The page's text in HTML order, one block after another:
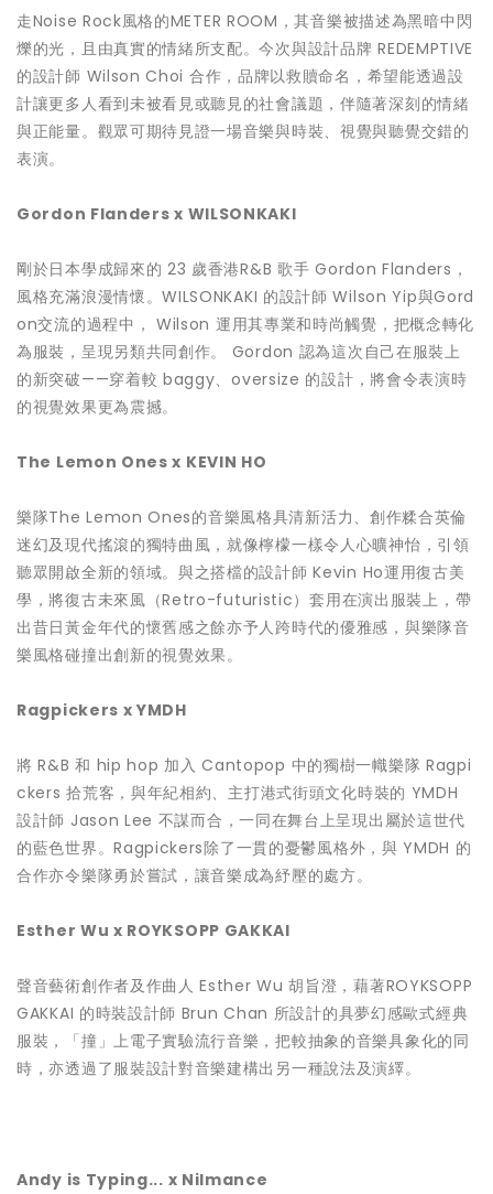
走Noise Rock風格的METER ROOM，其音樂被描述為黑暗中閃
爍的光，且由真實的情緒所支配。今次與設計品牌 REDEMPTIVE
的設計師 Wilson Choi 合作，品牌以救贖命名，希望能透過設
計讓更多人看到未被看見或聽見的社會議題，伴隨著深刻的情緒
與正能量。觀眾可期待見證一場音樂與時裝、視覺與聽覺交錯的
表演。
Gordon Flanders x WILSONKAKI
剛於日本學成歸來的 23 歲香港R&B 歌手 Gordon Flanders，
風格充滿浪漫情懷。WILSONKAKI 的設計師 Wilson Yip與Gord
on交流的過程中， Wilson 運用其專業和時尚觸覺，把概念轉化
為服裝，呈現另類共同創作。 Gordon 認為這次自己在服裝上
的新突破——穿着較 baggy、oversize 的設計，將會令表演時
的視覺效果更為震撼。
The Lemon Ones x KEVIN HO
樂隊The Lemon Ones的音樂風格具清新活力、創作糅合英倫
迷幻及現代搖滾的獨特曲風，就像檸檬一樣令人心曠神怡，引領
聽眾開啟全新的領域。與之搭檔的設計師 Kevin Ho運用復古美
學，將復古未來風（Retro-futuristic）套用在演出服裝上，帶
出昔日黃金年代的懷舊感之餘亦予人跨時代的優雅感，與樂隊音
樂風格碰撞出創新的視覺效果。
Ragpickers x YMDH
將 R&B 和 hip hop 加入 Cantopop 中的獨樹一幟樂隊 Ragpi
ckers 拾荒客，與年紀相約、主打港式街頭文化時裝的 YMDH
設計師 Jason Lee 不謀而合，一同在舞台上呈現出屬於這世代
的藍色世界。Ragpickers除了一貫的憂鬱風格外，與 YMDH 的
合作亦令樂隊勇於嘗試，讓音樂成為紓壓的處方。
Esther Wu x ROYKSOPP GAKKAI
聲音藝術創作者及作曲人 Esther Wu 胡旨澄，藉著ROYKSOPP
GAKKAI 的時裝設計師 Brun Chan 所設計的具夢幻感歐式經典
服裝，「撞」上電子實驗流行音樂，把較抽象的音樂具象化的同
時，亦透過了服裝設計對音樂建構出另一種說法及演繹。
Andy is Typing... x Nilmance